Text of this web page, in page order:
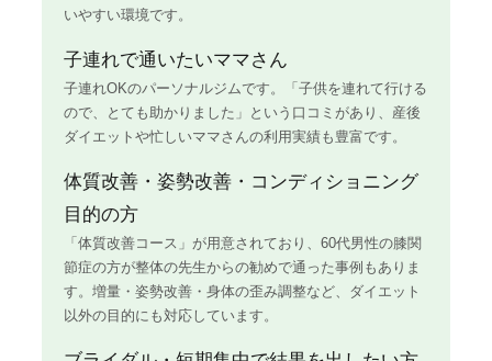
いやすい環境です。
子連れで通いたいママさん
子連れOKのパーソナルジムです。「子供を連れて行ける
ので、とても助かりました」という口コミがあり、産後
ダイエットや忙しいママさんの利用実績も豊富です。
体質改善・姿勢改善・コンディショニング
目的の方
「体質改善コース」が用意されており、60代男性の膝関
節症の方が整体の先生からの勧めで通った事例もありま
す。増量・姿勢改善・身体の歪み調整など、ダイエット
以外の目的にも対応しています。